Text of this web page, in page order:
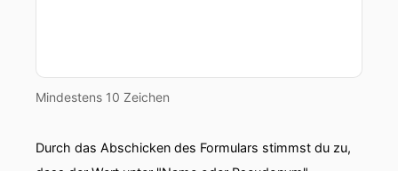
Mindestens 10 Zeichen
Durch das Abschicken des Formulars stimmst du zu,